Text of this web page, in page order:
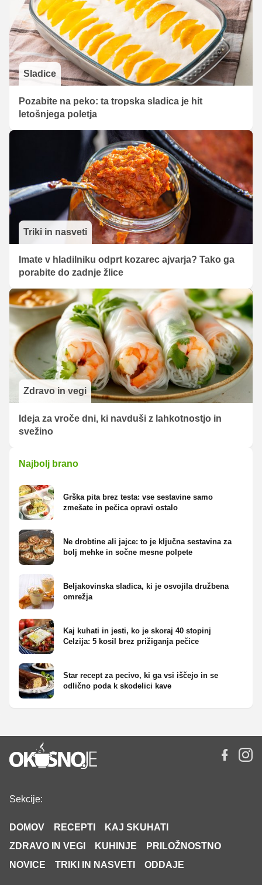
Sladice
Pozabite na peko: ta tropska sladica je hit
letošnjega poletja
Triki in nasveti
Imate v hladilniku odprt kozarec ajvarja? Tako ga
porabite do zadnje žlice
Zdravo in vegi
Ideja za vroče dni, ki navduši z lahkotnostjo in
svežino
Najbolj brano
Grška pita brez testa: vse sestavine samo
zmešate in pečica opravi ostalo
Ne drobtine ali jajce: to je ključna sestavina za
bolj mehke in sočne mesne polpete
Beljakovinska sladica, ki je osvojila družbena
omrežja
Kaj kuhati in jesti, ko je skoraj 40 stopinj
Celzija: 5 kosil brez prižiganja pečice
Star recept za pecivo, ki ga vsi iščejo in se
odlično poda k skodelici kave
Sekcije:
DOMOV RECEPTI
KAJ SKUHATI
ZDRAVO IN VEGI
KUHINJE
PRILOŽNOSTNO
NOVICE
TRIKI IN NASVETI ODDAJE